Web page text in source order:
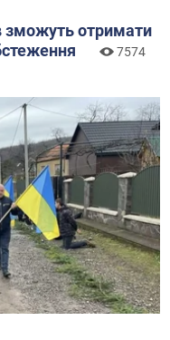
зможуть отримати
7574